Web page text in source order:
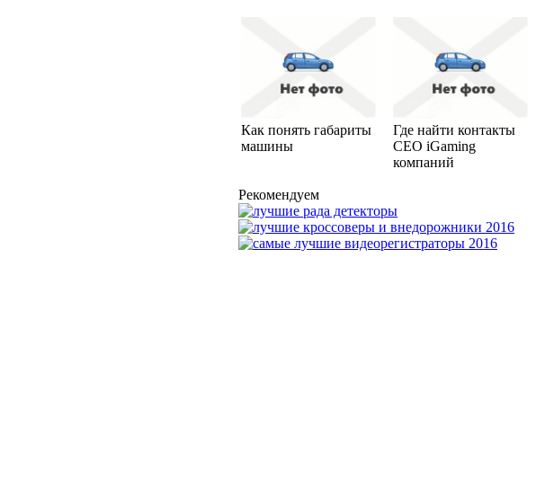
Как понять габариты
машины
Где найти контакты
CEO iGaming
компаний
Рекомендуем